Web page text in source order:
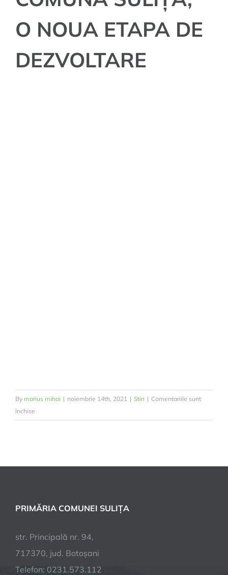
O NOUA ETAPA DE
DEZVOLTARE
By marius mihai | noiembrie 14th, 2021 | Stiri | Comentariile sunt
închise
COMUNA
PRIMĂRIA COMUNEI SULIȚA
str. Principală nr. 94,
717370, jud. Botoșani
Telefon: 0231.573.112